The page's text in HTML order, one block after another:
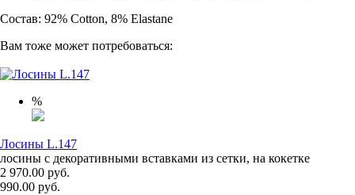
Состав: 92% Cotton, 8% Elastane
Вам тоже может потребоваться:
%
Лосины L.147
лосины с декоративными вставками из сетки, на кокетке
2 970.00 руб.
990.00 руб.